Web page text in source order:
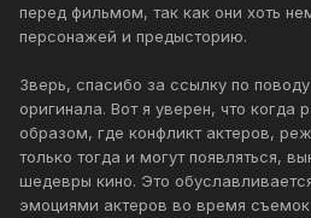
перед фильмом, так как они хоть
персонажей и предысторию.
Зверь, спасибо за ссылку по
оригинала. Вот я уверен, что когда
образом, где конфликт актеров,
только тогда и могут появляться,
шедевры кино. Это
эмоциями актеров во время